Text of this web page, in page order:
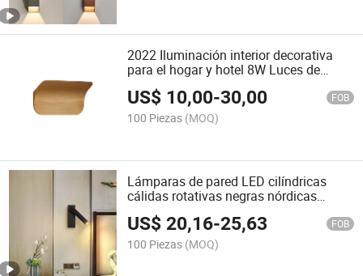
2022 Iluminación interior decorativa
para el hogar y hotel 8W Luces de
pared LED
US$ 10,00-30,00 FOB
100 Piezas (MOQ)
Lámparas de pared LED cilíndricas
cálidas rotativas negras nórdicas
directas de fábrica para el hogar 3
vatios
US$20,16-25,63 FOB
100 Piezas (MOQ)